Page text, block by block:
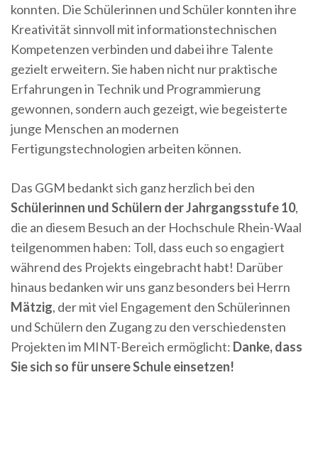
konnten. Die Schülerinnen und Schüler konnten ihre
Kreativität sinnvoll mit informationstechnischen
Kompetenzen verbinden und dabei ihre Talente
gezielt erweitern. Sie haben nicht nur praktische
Erfahrungen in Technik und Programmierung
gewonnen, sondern auch gezeigt, wie begeisterte
junge Menschen an modernen
Fertigungstechnologien arbeiten können.
Das GGM bedankt sich ganz herzlich bei den
Schülerinnen und Schülern der Jahrgangsstufe 10,
die an diesem Besuch an der Hochschule Rhein-Waal
teilgenommen haben: Toll, dass euch so engagiert
während des Projekts eingebracht habt! Darüber
hinaus bedanken wir uns ganz besonders bei Herrn
Mätzig, der mit viel Engagement den Schülerinnen
und Schülern den Zugang zu den verschiedensten
Projekten im MINT-Bereich ermöglicht: Danke, dass
Sie sich so für unsere Schule einsetzen!